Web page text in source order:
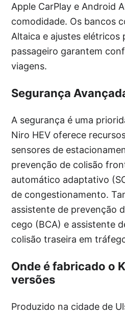
Apple CarPlay e Android
comodidade. Os bancos
Altaica e ajustes elétricos
passageiro garantem
viagens.
Segurança
A segurança é uma
Niro HEV oferece
sensores de
prevenção de colisão
automático adaptativo
de congestionamento.
assistente de prevenção
cego (BCA) e assistente
colisão traseira em
Onde é fabricado o
versões
Produzido na cidade de